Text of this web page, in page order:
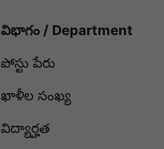
విభాగం / Department
పోస్టు పేరు
ఖాళీల సంఖ్య
విద్యార్హత